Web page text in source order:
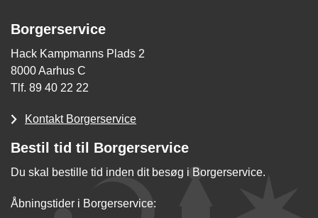
Borgerservice
Hack Kampmanns Plads 2
8000 Aarhus C
Tlf. 89 40 22 22
Kontakt Borgerservice
Bestil tid til Borgerservice
Du skal bestille tid inden dit besøg i Borgerservice.
Åbningstider i Borgerservice: